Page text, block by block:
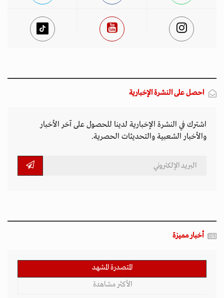
احصل على النشرة الإخبارية
اشترك في النشرة الإخبارية لدينا للحصول على آخر الأخبار
والأخبار الشعبية والتحديثات الحصرية.
أخبار مميزة
المتصدرة المشهد
الأكثر مشاهدة